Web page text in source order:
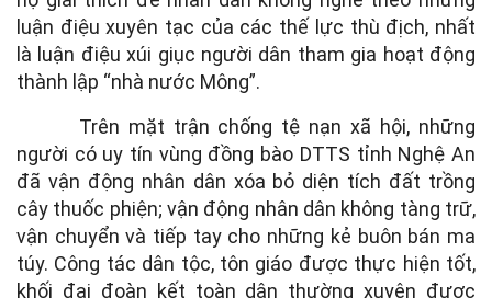
luận điệu xuyên tạc của các thế lực thù địch, nhất
là luận điệu xúi giục người dân tham gia hoạt động
thành lập “nhà nước Mông”.
Trên mặt trận chống tệ nạn xã hội, những
người có uy tín vùng đồng bào DTTS tỉnh Nghệ An
đã vận động nhân dân xóa bỏ diện tích đất trồng
cây thuốc phiện; vận động nhân dân không tàng trữ,
vận chuyển và tiếp tay cho những kẻ buôn bán ma
túy. Công tác dân tộc, tôn giáo được thực hiện tốt,
khối đại đoàn kết toàn dân thường xuyên được